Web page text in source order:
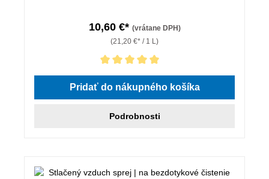
10,60 €* (vrátane DPH)
(21,20 €* / 1 L)
Priemerné hodnotenie 5 z 5 hviezdičiek
Pridať do nákupného košíka
Podrobnosti